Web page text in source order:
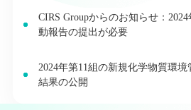
CIRS Groupからのお知らせ：
動報告の提出が必要
2024年第11組の新規化学物質環
結果の公開